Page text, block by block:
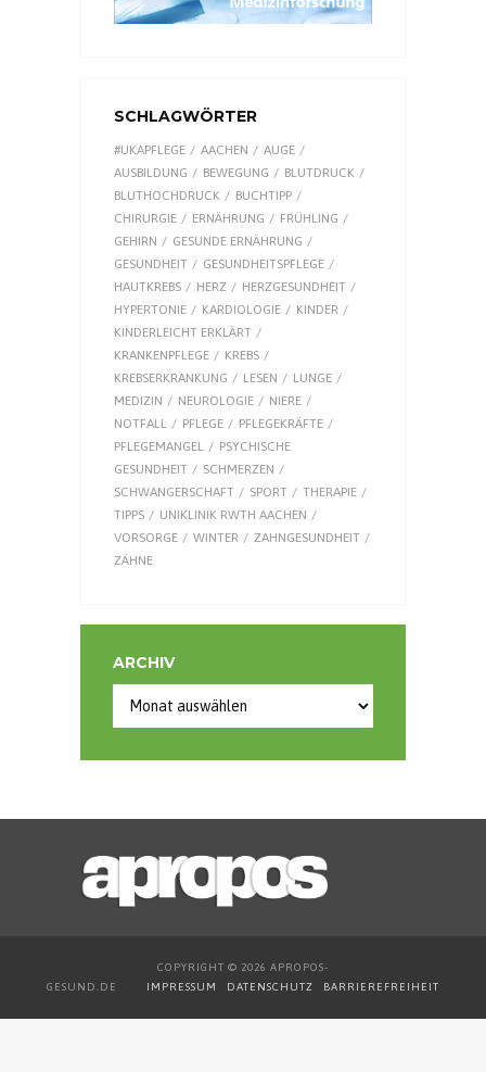
SCHLAGWÖRTER
#UKAPFLEGE AACHEN
AUGE
AUSBILDUNG
BEWEGUNG
BLUTDRUCK
BLUTHOCHDRUCK
BUCHTIPP
CHIRURGIE
ERNÄHRUNG
FRÜHLING
GEHIRN
GESUNDE ERNÄHRUNG
GESUNDHEIT
GESUNDHEITSPFLEGE
HAUTKREBS
HERZ
HERZGESUNDHEIT
HYPERTONIE
KARDIOLOGIE
KINDER
KINDERLEICHT ERKLÄRT
KRANKENPFLEGE
KREBS
KREBSERKRANKUNG
LESEN
LUNGE
MEDIZIN
NEUROLOGIE
NIERE
NOTFALL
PFLEGE
PFLEGEKRÄFTE
PFLEGEMANGEL
PSYCHISCHE
GESUNDHEIT
SCHMERZEN
SCHWANGERSCHAFT
SPORT
THERAPIE
TIPPS
UNIKLINIK RWTH AACHEN
VORSORGE
WINTER
ZAHNGESUNDHEIT
ZÄHNE
ARCHIV
COPYRIGHT © 2026 APROPOS-
GESUND.DE IMPRESSUM DATENSCHUTZ BARRIEREFREIHEIT